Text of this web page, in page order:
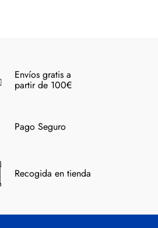
Envíos gratis a
partir de 100€
Pago Seguro
Recogida en tienda